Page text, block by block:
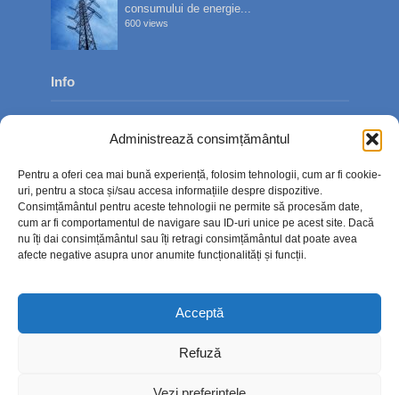
Administrează consimțământul
Pentru a oferi cea mai bună experiență, folosim tehnologii, cum ar fi cookie-
uri, pentru a stoca și/sau accesa informațiile despre dispozitive.
Consimțământul pentru aceste tehnologii ne permite să procesăm date,
cum ar fi comportamentul de navigare sau ID-uri unice pe acest site. Dacă
nu îți dai consimțământul sau îți retragi consimțământul dat poate avea
afecte negative asupra unor anumite funcționalități și funcții.
Acceptă
Refuză
consumului de energie...
600 views
Info
Contact
Politica de confidențialitate
Politică cookie-uri (UE)